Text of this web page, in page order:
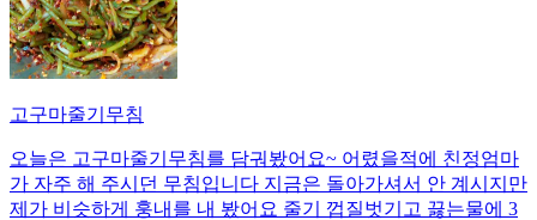
고구마줄기무침
오늘은 고구마줄기무침를 담궈봤어요~ 어렸을적에 친정엄마
가 자주 해 주시던 무침입니다 지금은 돌아가셔서 안 계시지만
제가 비슷하게 훙내를 내 봤어요 줄기 껍질벗기고 끓는물에 3